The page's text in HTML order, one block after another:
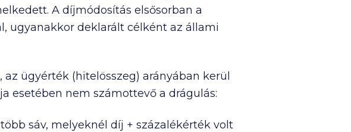
A díjmódosítás elsősorban a
ugyanakkor deklarált célként az állami
az ügyérték (hitelösszeg) arányában kerül
esetében nem számottevő a drágulás:
sáv, melyeknél díj + százalékérték volt